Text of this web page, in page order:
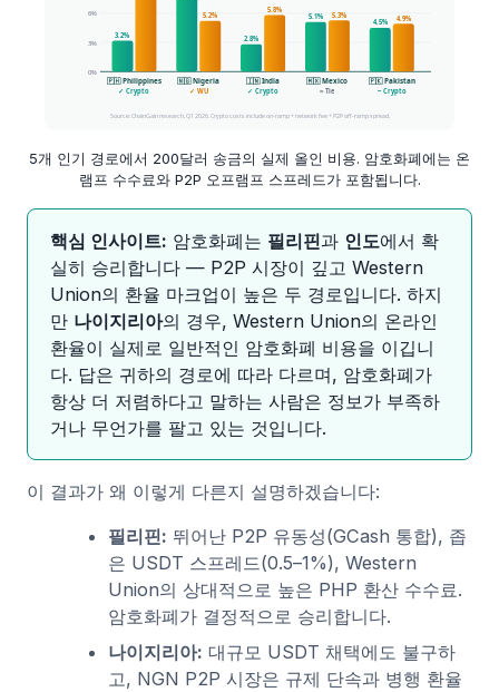
5개 인기 경로에서 200달러 송금의 실제 올인 비용. 암호화폐에는 온
램프 수수료와 P2P 오프램프 스프레드가 포함됩니다.
핵심 인사이트: 암호화폐는 필리핀과 인도에서 확
실히 승리합니다 — P2P 시장이 깊고 Western
Union의 환율 마크업이 높은 두 경로입니다. 하지
만 나이지리아의 경우, Western Union의 온라인
환율이 실제로 일반적인 암호화폐 비용을 이깁니
다. 답은 귀하의 경로에 따라 다르며, 암호화폐가
항상 더 저렴하다고 말하는 사람은 정보가 부족하
거나 무언가를 팔고 있는 것입니다.
이 결과가 왜 이렇게 다른지 설명하겠습니다:
필리핀: 뛰어난 P2P 유동성(GCash 통합), 좁
은 USDT 스프레드(0.5–1%), Western
Union의 상대적으로 높은 PHP 환산 수수료.
암호화폐가 결정적으로 승리합니다.
나이지리아: 대규모 USDT 채택에도 불구하
고, NGN P2P 시장은 규제 단속과 병행 환율